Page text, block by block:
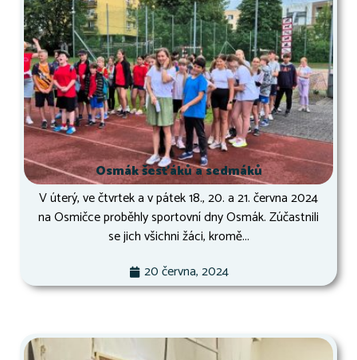
Osmák šesťáků a sedmáků
V úterý, ve čtvrtek a v pátek 18., 20. a 21. června 2024
na Osmičce proběhly sportovní dny Osmák. Zúčastnili
se jich všichni žáci, kromě...
20 června, 2024